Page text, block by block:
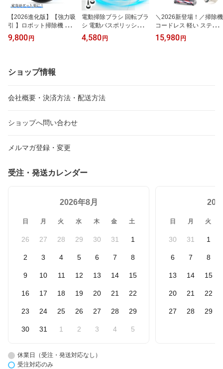
【2026進化版】【強力吸
引 】ロボット掃除機 薄
型 掃除ロボット 4000Pa
強力吸引 ロボットクリー
防止バンパー コンパクト
スリム 小型 落下防止 お
シンプル操作 紙パック不
要 USB充電式 自動 送料
9,800 円
電動掃除ブラシ 回転ブラ
シ 電動バスポリッシャー
充電式 掃除用品 高性能
コードレス 小型 防水仕
み立て簡単 90日安心保
証付き 日本語取扱説明書
4,580 円
＼2026新登場！／掃除機
コードレス 軽い スティ
ック型 11000Pa ハイパ
ワー 軽量 強力 分解対応
15,980 円
ショップ情報
会社概要・決済方法・配送方法
ショップへ問い合わせ
メルマガ登録・変更
受注・発送カレンダー
2026年8月
日 月 火 水 木 金 土
26 27 28 29 30 31 1
2 3 4 5 6 7 8
9 10 11 12 13 14 15
16 17 18 19 20 21 22
23 24 25 26 27 28 29
30 31 1 2 3 4 5
日 月 火
30 31 1
6 7 8
13 14 15
20 21 22
27 28 29
休業日（受注・発送対応なし）
受注対応のみ